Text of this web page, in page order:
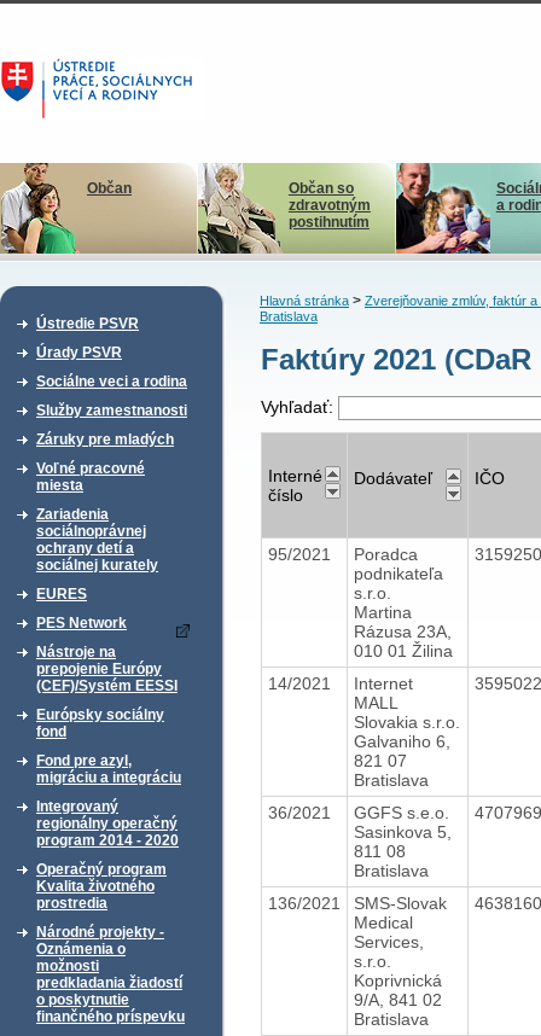
Občan
Občan so
zdravotným
postihnutím
a
Ústredie PSVR
Úrady PSVR
Sociálne veci a rodina
Služby zamestnanosti
Záruky pre mladých
Voľné pracovné
miesta
Zariadenia
sociálnoprávnej
ochrany detí a
sociálnej kurately
EURES
PES Network
Nástroje na
prepojenie Európy
(CEF)/Systém EESSI
Európsky sociálny
fond
Fond pre azyl,
migráciu a integráciu
Integrovaný
regionálny operačný
program 2014 - 2020
Operačný program
Kvalita životného
prostredia
Národné projekty -
Oznámenia o
možnosti
predkladania žiadostí
o poskytnutie
finančného príspevku
Hlavná stránka> Zverejňovanie zmlúv, faktúr a
Bratislava
Faktúry 2021
Vyhľadať:
Interné
číslo
Dodávateľ IČO
95/2021
Poradca
podnikateľa
s.r.o.
Martina
Rázusa 23A,
010 01 Žilina
14/2021
Internet
MALL
Slovakia s.r.o.
Galvaniho 6,
821 07
Bratislava
36/2021
GGFS s.e.o.
Sasinkova 5,
811 08
Bratislava
136/2021
SMS-Slovak
Medical
Services,
s.r.o.
Koprivnická
9/A, 841 02
Bratislava